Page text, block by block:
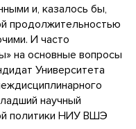
и, казалось бы,
продолжительностью
И часто
на основные вопросы
Университета
научный
политики НИУ ВШЭ